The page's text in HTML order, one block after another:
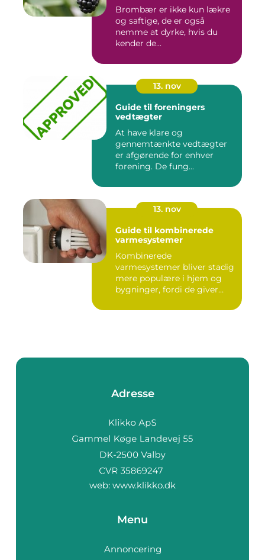
Brombær er ikke kun lækre
og saftige, de er også
nemme at dyrke, hvis du
kender de...
13. nov
Guide til foreningers
vedtægter
At have klare og
gennemtænkte vedtægter
er afgørende for enhver
forening. De fung...
13. nov
Guide til kombinerede
varmesystemer
Kombinerede
varmesystemer bliver stadig
mere populære i hjem og
bygninger, fordi de giver
Adresse
web: www.klikko.dk
Menu
Annoncering